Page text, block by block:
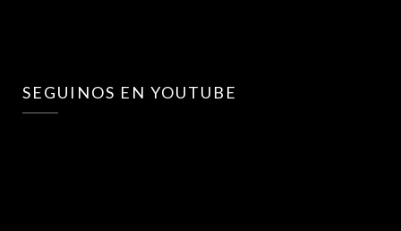
SEGUINOS EN YOUTUBE